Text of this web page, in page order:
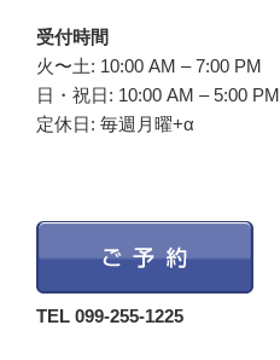
受付時間
火〜土: 10:00 AM – 7:00 PM
日・祝日: 10:00 AM – 5:00 PM
定休日: 毎週月曜+α
TEL 099-255-1225